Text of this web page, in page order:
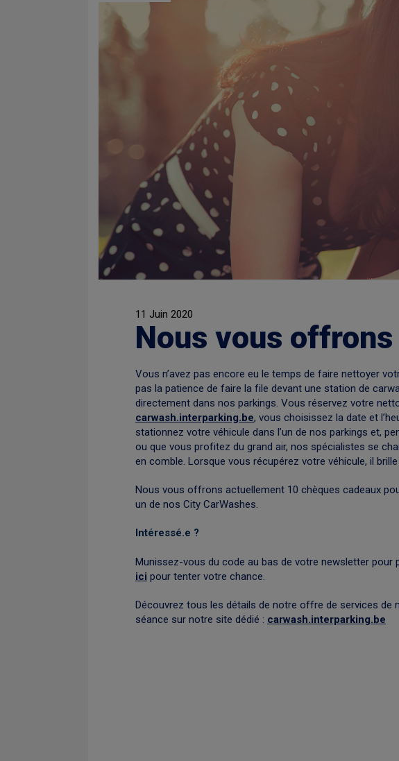
11 Juin 2020
Nous vous
Vous n’avez pas encore eu le temps de faire nettoyer
pas la patience de faire la file devant une station de
directement dans nos parkings. Vous réservez votre
carwash.interparking.be, vous choisissez la date et
stationnez votre véhicule dans l’un de nos parkings et,
ou que vous profitez du grand air, nos spécialistes se
en comble. Lorsque vous récupérez votre véhicule, il
Nous vous offrons actuellement 10 chèques cadeaux
un de nos City CarWashes.
Intéressé.e ?
Munissez-vous du code au bas de votre newsletter pour
ici pour tenter votre chance.
Découvrez tous les détails de notre offre de services de
séance sur notre site dédié : carwash.interparking.be